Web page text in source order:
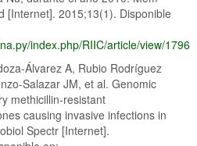
[Internet]. 2015;13(1). Disponible
index.php/RIIC/article/view/1796
Álvarez A, Rubio Rodríguez
Salazar JM, et al. Genomic
methicillin-resistant
causing invasive infections in
Spectr [Internet].